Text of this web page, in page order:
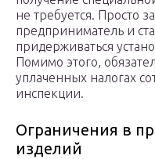
не требуется. Просто
предприниматель и
придерживаться
Помимо этого,
уплаченных налогах
инспекции.
Ограничения в
изделий